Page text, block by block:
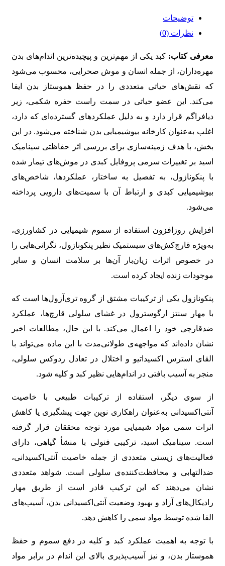
توضیحات
نظرات (0)
معرفی کتاب: ﮐﺒﺪ ﯾﮑﯽ از ﻣﻬﻢﺗﺮﯾﻦ و ﭘﯿﭽﯿﺪهﺗﺮﯾﻦ اﻧﺪامﻫﺎی ﺑﺪن
مهره‌داران، از ﺟﻤﻠﻪ اﻧﺴﺎن و ﻣﻮش ﺻﺤﺮاﯾﯽ، ﻣﺤﺴﻮب ﻣﯽﺷﻮد
ﮐﻪ ﻧﻘﺶﻫﺎی ﺣﯿﺎﺗﯽ ﻣﺘﻌﺪدی را در ﺣﻔﻆ ﻫﻤﻮﺳﺘﺎز ﺑﺪن اﯾﻔﺎ
ﻣﯽﮐﻨﺪ. اﯾﻦ ﻋﻀﻮ ﺣﯿﺎﺗﯽ در ﺳﻤﺖ راﺳﺖ ﺣﻔﺮه ﺷﮑﻤﯽ، زﯾﺮ
دﯾﺎﻓﺮاﮔﻢ ﻗﺮار دارد و ﺑﻪ دﻟﯿﻞ ﻋﻤﻠﮑﺮدﻫﺎی گسترده‌ای ﮐﻪ دارد،
اﻏﻠﺐ به‌عنوان ﮐﺎرﺧﺎﻧﻪ ﺑﯿﻮﺷﯿﻤﯿﺎﯾﯽ ﺑﺪن ﺷﻨﺎﺧﺘﻪ ﻣﯽﺷﻮد. در اﯾﻦ
ﺑﺨﺶ، ﺑﺎ ﻫﺪف زﻣﯿﻨﻪﺳﺎزی ﺑﺮای ﺑﺮرﺳﯽ اﺛﺮ ﺣﻔﺎﻇﺘﯽ ﺳﯿﻨﺎﻣﯿﮏ
اﺳﯿﺪ ﺑﺮ ﺗﻐﯿﯿﺮات ﺳﺮﻣﯽ ﭘﺮوﻓﺎﯾﻞ ﮐﺒﺪی در ﻣﻮشﻫﺎی ﺗﯿﻤﺎر ﺷﺪه
ﺑﺎ ﭘﻨﮑﻮﻧﺎزول، ﺑﻪ ﺗﻔﺼﯿﻞ ﺑﻪ ﺳﺎﺧﺘﺎر، ﻋﻤﻠﮑﺮدﻫﺎ، ﺷﺎﺧﺺﻫﺎی
ﺑﯿﻮﺷﯿﻤﯿﺎﯾﯽ ﮐﺒﺪی و ارﺗﺒﺎط آن ﺑﺎ ﺳﻤﯿﺖﻫﺎی داروﯾﯽ ﭘﺮداﺧﺘﻪ
ﻣﯽﺷﻮد.
اﻓﺰاﯾﺶ روزاﻓﺰون اﺳﺘﻔﺎده از ﺳﻤﻮم ﺷﯿﻤﯿﺎﯾﯽ در ﮐﺸﺎورزی،
ﺑﻪوﯾﮋه ﻗﺎرچﮐﺶﻫﺎی ﺳﯿﺴﺘﻤﯿﮏ ﻧﻈﯿﺮ ﭘﻨﮑﻮﻧﺎزول، ﻧﮕﺮاﻧﯽﻫﺎﯾﯽ را
در ﺧﺼﻮص اﺛﺮات زﯾﺎنﺑﺎر آنﻫﺎ ﺑﺮ ﺳﻼﻣﺖ اﻧﺴﺎن و ﺳﺎﯾﺮ
ﻣﻮﺟﻮدات زﻧﺪه اﯾﺠﺎد ﮐﺮده اﺳﺖ.
ﭘﻨﮑﻮﻧﺎزول ﯾﮑﯽ از ﺗﺮﮐﯿﺒﺎت ﻣﺸﺘﻖ از ﮔﺮوه ﺗﺮی‌آزولﻫﺎ اﺳﺖ ﮐﻪ
ﺑﺎ ﻣﻬﺎر ﺳﻨﺘﺰ ارﮔﻮﺳﺘﺮول در ﻏﺸﺎی ﺳﻠﻮﻟﯽ ﻗﺎرچﻫﺎ، ﻋﻤﻠﮑﺮد
ﺿﺪﻗﺎرﭼﯽ ﺧﻮد را اﻋﻤﺎل ﻣﯽﮐﻨﺪ. ﺑﺎ اﯾﻦ ﺣﺎل، ﻣﻄﺎﻟﻌﺎت اﺧﯿﺮ
ﻧﺸﺎن داده‌اند ﮐﻪ ﻣﻮاﺟﻬﻪی ﻃﻮﻻﻧﯽﻣﺪت ﺑﺎ اﯾﻦ ﻣﺎده ﻣﯽﺗﻮاﻧﺪ ﺑﺎ
اﻟﻘﺎی اﺳﺘﺮس اﮐﺴﯿﺪاﺗﯿﻮ و اﺧﺘﻼل در ﺗﻌﺎدل ردوﮐﺲ ﺳﻠﻮﻟﯽ،
ﻣﻨﺠﺮ ﺑﻪ آﺳﯿﺐ ﺑﺎﻓﺘﯽ در اﻧﺪامﻫﺎﯾﯽ ﻧﻈﯿﺮ ﮐﺒﺪ و ﮐﻠﯿﻪ ﺷﻮد.
از ﺳﻮی دﯾﮕﺮ، اﺳﺘﻔﺎده از ﺗﺮﮐﯿﺒﺎت ﻃﺒﯿﻌﯽ ﺑﺎ ﺧﺎﺻﯿﺖ
آﻧﺘﯽاﮐﺴﯿﺪاﻧﯽ ﺑﻪﻋﻨﻮان راﻫﮑﺎری ﻧﻮﯾﻦ ﺟﻬﺖ ﭘﯿﺸﮕﯿﺮی ﯾﺎ ﮐﺎﻫﺶ
اﺛﺮات ﺳﻤﯽ ﻣﻮاد ﺷﯿﻤﯿﺎﯾﯽ ﻣﻮرد ﺗﻮﺟﻪ ﻣﺤﻘﻘﺎن ﻗﺮار ﮔﺮﻓﺘﻪ
اﺳﺖ. ﺳﯿﻨﺎﻣﯿﮏ اﺳﯿﺪ، ﺗﺮﮐﯿﺒﯽ ﻓﻨﻮﻟﯽ ﺑﺎ ﻣﻨﺸﺄ ﮔﯿﺎﻫﯽ، دارای
ﻓﻌﺎﻟﯿﺖﻫﺎی زﯾﺴﺘﯽ ﻣﺘﻌﺪدی از ﺟﻤﻠﻪ ﺧﺎﺻﯿﺖ آﻧﺘﯽاﮐﺴﯿﺪاﻧﯽ،
ﺿﺪاﻟﺘﻬﺎﺑﯽ و محافظت‌کننده‌ی ﺳﻠﻮﻟﯽ اﺳﺖ. ﺷﻮاﻫﺪ ﻣﺘﻌﺪدی
ﻧﺸﺎن می‌دهند ﮐﻪ اﯾﻦ ﺗﺮﮐﯿﺐ ﻗﺎدر اﺳﺖ از ﻃﺮﯾﻖ ﻣﻬﺎر
رادﯾﮑﺎلﻫﺎی آزاد و ﺑﻬﺒﻮد وﺿﻌﯿﺖ آﻧﺘﯽاﮐﺴﯿﺪاﻧﯽ ﺑﺪن، آﺳﯿﺐﻫﺎی
اﻟﻘﺎ ﺷﺪه ﺗﻮﺳﻂ ﻣﻮاد ﺳﻤﯽ را ﮐﺎﻫﺶ دﻫﺪ.
ﺑﺎ ﺗﻮﺟﻪ ﺑﻪ اﻫﻤﯿﺖ ﻋﻤﻠﮑﺮد ﮐﺒﺪ و کلیه در دﻓﻊ ﺳﻤﻮم و ﺣﻔﻆ
ﻫﻤﻮﺳﺘﺎز ﺑﺪن، و ﻧﯿﺰ آﺳﯿﺐﭘﺬﯾﺮی ﺑﺎﻻی اﯾﻦ اﻧﺪام در ﺑﺮاﺑﺮ ﻣﻮاد